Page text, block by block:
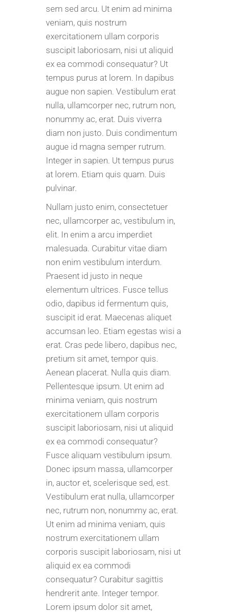
sem sed arcu. Ut enim ad minima
veniam, quis nostrum
exercitationem ullam corporis
suscipit laboriosam, nisi ut aliquid
ex ea commodi consequatur? Ut
tempus purus at lorem. In dapibus
augue non sapien. Vestibulum erat
nulla, ullamcorper nec, rutrum non,
nonummy ac, erat. Duis viverra
diam non justo. Duis condimentum
augue id magna semper rutrum.
Integer in sapien. Ut tempus purus
at lorem. Etiam quis quam. Duis
pulvinar.
Nullam justo enim, consectetuer
nec, ullamcorper ac, vestibulum in,
elit. In enim a arcu imperdiet
malesuada. Curabitur vitae diam
non enim vestibulum interdum.
Praesent id justo in neque
elementum ultrices. Fusce tellus
odio, dapibus id fermentum quis,
suscipit id erat. Maecenas aliquet
accumsan leo. Etiam egestas wisi a
erat. Cras pede libero, dapibus nec,
pretium sit amet, tempor quis.
Aenean placerat. Nulla quis diam.
Pellentesque ipsum. Ut enim ad
minima veniam, quis nostrum
exercitationem ullam corporis
suscipit laboriosam, nisi ut aliquid
ex ea commodi consequatur?
Fusce aliquam vestibulum ipsum.
Donec ipsum massa, ullamcorper
in, auctor et, scelerisque sed, est.
Vestibulum erat nulla, ullamcorper
nec, rutrum non, nonummy ac, erat.
Ut enim ad minima veniam, quis
nostrum exercitationem ullam
corporis suscipit laboriosam, nisi ut
aliquid ex ea commodi
consequatur? Curabitur sagittis
hendrerit ante. Integer tempor.
Lorem ipsum dolor sit amet,